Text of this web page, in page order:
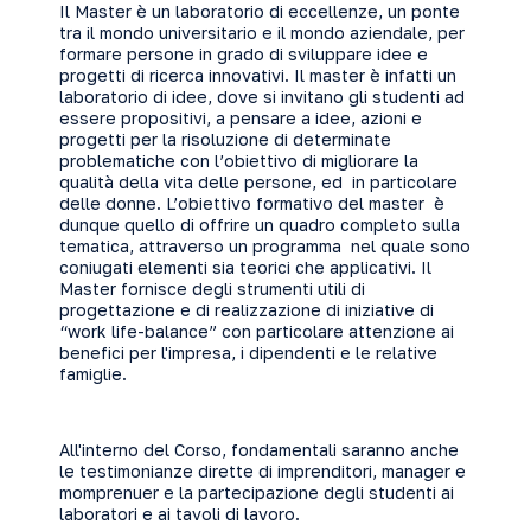
Il Master è un laboratorio di eccellenze, un ponte
tra il mondo universitario e il mondo aziendale, per
formare persone in grado di sviluppare idee e
progetti di ricerca innovativi. Il master è infatti un
laboratorio di idee, dove si invitano gli studenti ad
essere propositivi, a pensare a idee, azioni e
progetti per la risoluzione di determinate
problematiche con l’obiettivo di migliorare la
qualità della vita delle persone, ed in particolare
delle donne. L’obiettivo formativo del master è
dunque quello di offrire un quadro completo sulla
tematica, attraverso un programma nel quale sono
coniugati elementi sia teorici che applicativi. Il
Master fornisce degli strumenti utili di
progettazione e di realizzazione di iniziative di
“work life-balance” con particolare attenzione ai
benefici per l'impresa, i dipendenti e le relative
famiglie.
All'interno del Corso, fondamentali saranno anche
le testimonianze dirette di imprenditori, manager e
momprenuer e la partecipazione degli studenti ai
laboratori e ai tavoli di lavoro.